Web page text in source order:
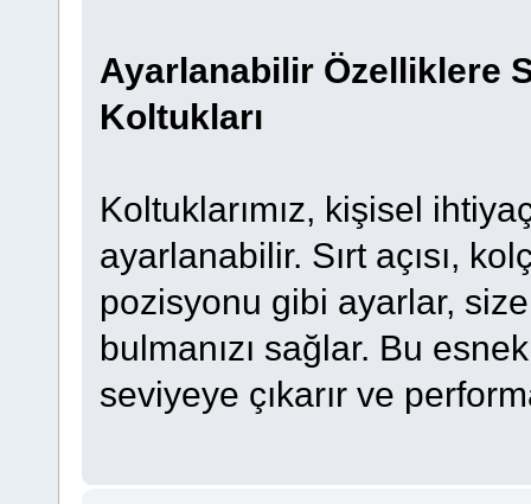
Ayarlanabilir Özelliklere
Koltukları
Koltuklarımız, kişisel
ayarlanabilir. Sırt açısı,
pozisyonu gibi ayarlar,
bulmanızı sağlar. Bu
seviyeye çıkarır ve